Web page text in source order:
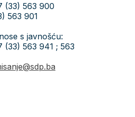
(33) 563 900
563 901
s javnošću:
(33) 563 941 ; 563